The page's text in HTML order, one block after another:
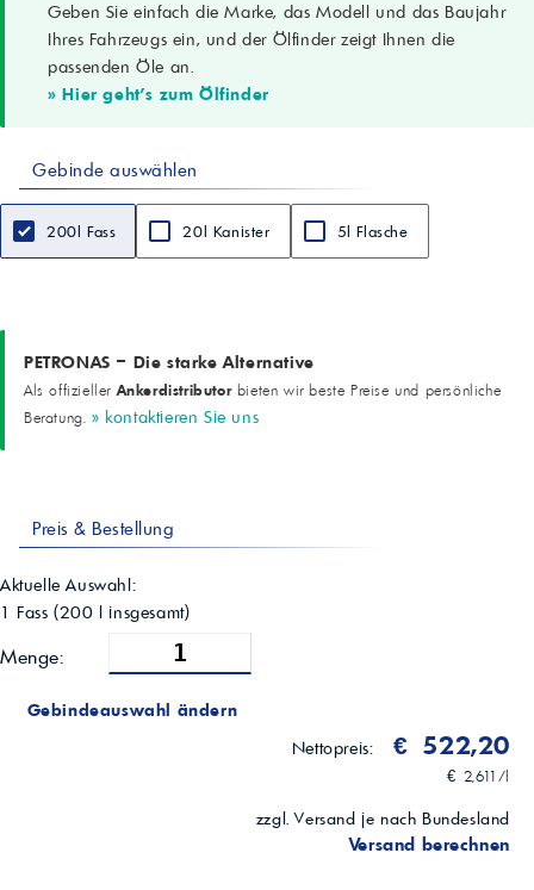
Motoren von Traktoren, Landwirtschafts- und Erdbewegungsmaschinen
Grünblau
ASTM D4052
g/cm³
1,067
pH-Wert (50 % Vol. in DI-Wasser)
ASTM D1287
Reservealkalinität
ASTM D1121
8,4
Siedepunkt
ASTM D1120
ASTM D1177
-38
Korrosionsprüfung (Glaswaren)
ASTM D1384
-
Bestanden
ASTM D6210 Type 3-FF; NH 900 B; MS-1710; MAT 3620; SDFG EC-
Geben Sie einfach die Marke, das Modell und das Baujahr
Ihres Fahrzeugs ein, und der Ölfinder zeigt Ihnen die
passenden Öle an.
» Hier geht's zum Ölfinder
Gebinde auswählen
200l Fass 20l Kanister 5l Flasche
PETRONAS – Die starke Alternative
Als offiziellerAnkerdistributorbieten wir beste Preise und persönliche
Beratung. » kontaktieren Sie uns
Preis & Bestellung
Aktuelle Auswahl:
1 Fass (200 l insgesamt)
Menge:
Gebindeauswahl ändern
Nettopreis:
€ 522,20
€ 2,611/l
zzgl. Versand je nach Bundesland
Versand berechnen